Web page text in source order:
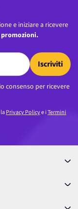
e iniziare a ricevere
Iscriviti
consenso per ricevere
Privacy Policye iTermini